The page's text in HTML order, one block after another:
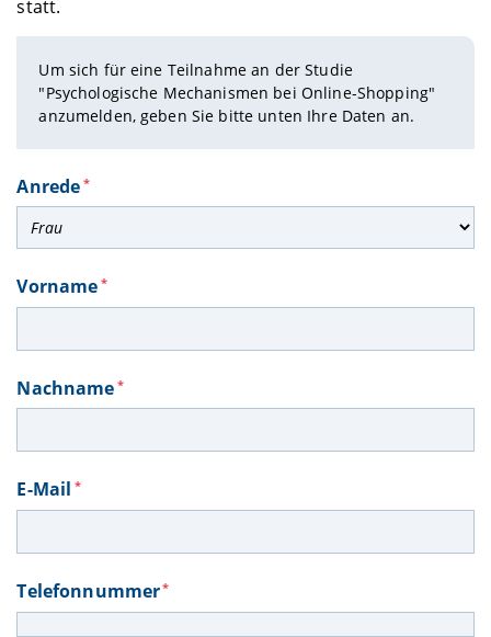
statt.
Um sich für eine Teilnahme an der Studie
"Psychologische Mechanismen bei Online-Shopping"
anzumelden, geben Sie bitte unten Ihre Daten an.
Anrede *
Vorname *
Nachname *
E-Mail *
Telefonnummer*